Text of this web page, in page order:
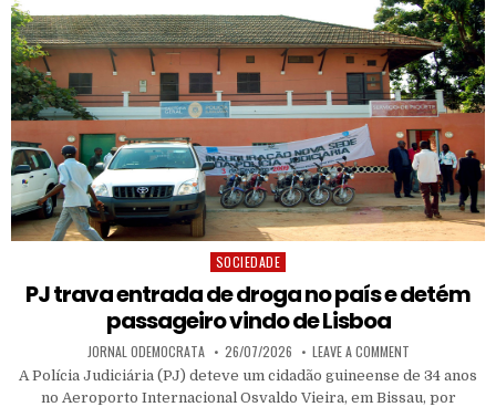
Posted in
SOCIEDADE
PJ trava entrada de droga no país e detém
passageiro vindo de Lisboa
AUTHOR:
JORNAL ODEMOCRATA PUBLISHED DATE:
26/07/2026 LEAVE A COMMENTON PJ TRAVA
A Polícia Judiciária (PJ) deteve um cidadão guineense de 34 anos
no Aeroporto Internacional Osvaldo Vieira, em Bissau, por